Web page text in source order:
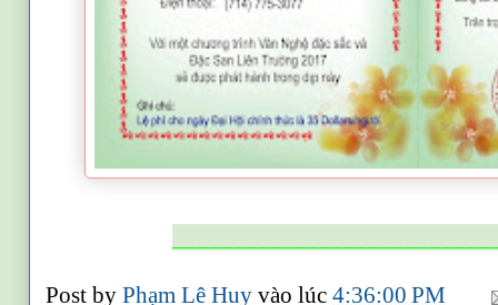
Post byPhạm Lê Huyvào lúc4:36:00 PM